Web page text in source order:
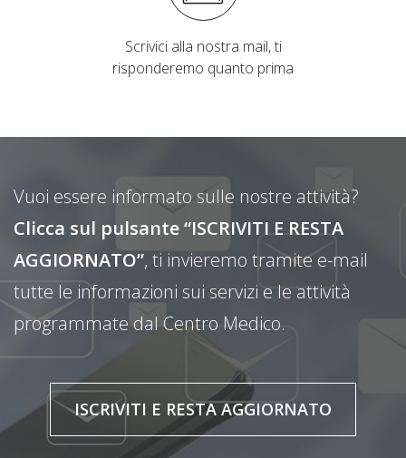
Scrivici alla nostra mail, ti
risponderemo quanto prima
Vuoi essere informato sulle nostre attività?
Clicca sul pulsante “ISCRIVITI E RESTA
AGGIORNATO”, ti invieremo tramite e-mail
tutte le informazioni sui servizi e le attività
programmate dal Centro Medico.
ISCRIVITI E RESTA AGGIORNATO